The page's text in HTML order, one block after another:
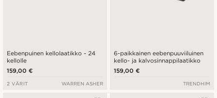
Eebenpuinen kellolaatikko - 24
kellolle
159,00 €
2 VÄRIT WARREN ASHER
6-paikkainen eebenpuuviiluinen
kello- ja kalvosinnappilaatikko
159,00 €
TRENDHIM